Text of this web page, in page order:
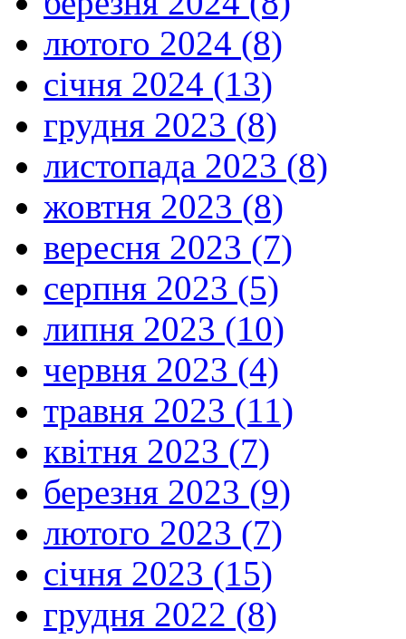
лютого 2024 (8)
січня 2024 (13)
грудня 2023 (8)
листопада 2023 (8)
жовтня 2023 (8)
вересня 2023 (7)
серпня 2023 (5)
липня 2023 (10)
червня 2023 (4)
травня 2023 (11)
квітня 2023 (7)
березня 2023 (9)
лютого 2023 (7)
січня 2023 (15)
грудня 2022 (8)